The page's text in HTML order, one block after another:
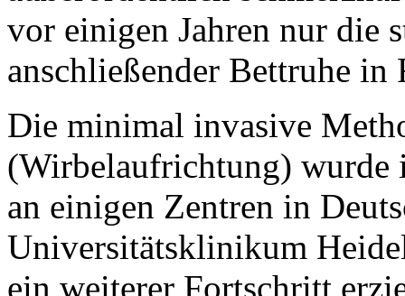
vor einigen Jahren nur die
anschließender Bettruhe in
Die minimal invasive
(Wirbelaufrichtung)
an einigen Zentren in
Universitätsklinikum
ein weiterer Fortschritt